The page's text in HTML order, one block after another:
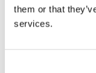
them or that
services.